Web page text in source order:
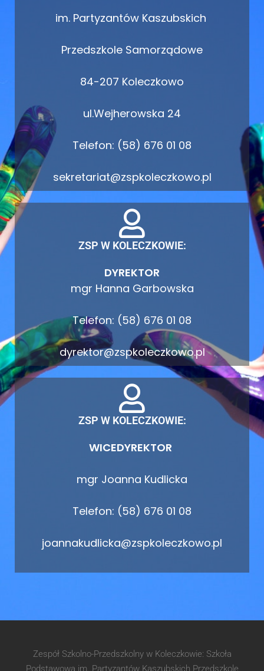
im. Partyzantów Kaszubskich
Przedszkole Samorządowe
84-207 Koleczkowo
ul.Wejherowska 24
Telefon: (58) 676 01 08
sekretariat@zspkoleczkowo.pl
ZSP W KOLECZKOWIE:
DYREKTOR
mgr Hanna Garbowska
Telefon: (58) 676 01 08
dyrektor@zspkoleczkowo.pl
ZSP W KOLECZKOWIE:
WICEDYREKTOR
mgr Joanna Kudlicka
Telefon: (58) 676 01 08
joannakudlicka@zspkoleczkowo.pl
Zespół Szkolno-Przedszkolny w Koleczkowie: Szkoła
Podstawowa im. Partyzantów Kaszubskich Przedszkole